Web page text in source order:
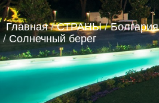
Главная / СТРАНЫ / Болгария
/ Солнечный берег
Болгария
Албена
Золотые пески
Регион Чайка
Солнечный день
Греция
о.Крит
Турция
Румыния
ОАЭ
НОВОСТИ
КОНТАКТЫ
АГЕНТСТВАМ
Туристическая лицензия
Транспортная лицензия